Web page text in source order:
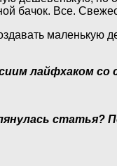
бачок. Все.
лайфхаком со
статья?